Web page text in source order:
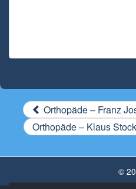
Orthopäde – Franz
Orthopäde – Klaus
©